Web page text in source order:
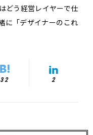
どう経営レイヤーで仕
に「デザイナーのこれ
32 2